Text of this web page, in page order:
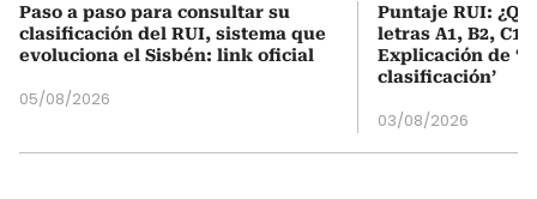
Paso a paso para consultar su
clasificación del RUI, sistema que
evoluciona el Sisbén: link oficial
05/08/2026
Puntaje RUI:
letras A1, B2, C1
Explicación de
clasificación’
03/08/2026